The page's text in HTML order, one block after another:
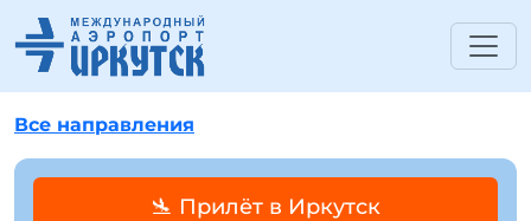
Все направления
🛬 Прилёт в Иркутск